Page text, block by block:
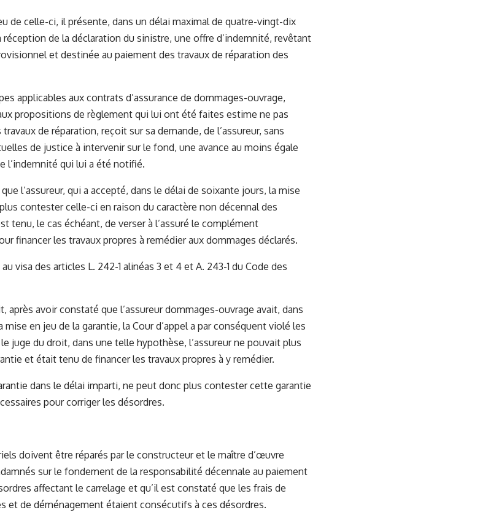
de celle-ci, il présente, dans un délai maximal de quatre-vingt-dix
de la déclaration du sinistre, une offre d’indemnité, revêtant
et destinée au paiement des travaux de réparation des
applicables aux contrats d’assurance de dommages-ouvrage,
propositions de règlement qui lui ont été faites estime ne pas
de réparation, reçoit sur sa demande, de l’assureur, sans
de justice à intervenir sur le fond, une avance au moins égale
l’indemnité qui lui a été notifié.
l’assureur, qui a accepté, dans le délai de soixante jours, la mise
contester celle-ci en raison du caractère non décennal des
tenu, le cas échéant, de verser à l’assuré le complément
financer les travaux propres à remédier aux dommages déclarés.
visa des articles L. 242-1 alinéas 3 et 4 et A. 243-1 du Code des
après avoir constaté que l’assureur dommages-ouvrage avait, dans
en jeu de la garantie, la Cour d’appel a par conséquent violé les
juge du droit, dans une telle hypothèse, l’assureur ne pouvait plus
et était tenu de financer les travaux propres à y remédier.
dans le délai imparti, ne peut donc plus contester cette garantie
pour corriger les désordres.
doivent être réparés par le constructeur et le maître d’œuvre
sur le fondement de la responsabilité décennale au paiement
affectant le carrelage et qu’il est constaté que les frais de
et de déménagement étaient consécutifs à ces désordres.